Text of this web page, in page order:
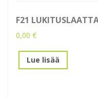
F21
0,00 €
Lue lisää